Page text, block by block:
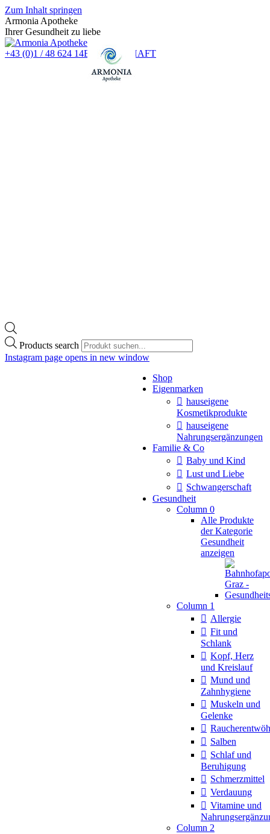
Zum Inhalt springen
Armonia Apotheke
Ihrer Gesundheit zu liebe
+43 (0)1 / 48 624 14BEREITSCHAFT
Products search
Instagram page opens in new window
Shop
Eigenmarken
hauseigene
Kosmetikprodukte
hauseigene
Nahrungsergänzungen
Familie & Co
Baby und Kind
Lust und Liebe
Schwangerschaft
Gesundheit
Column 0
Alle Produkte
der Kategorie
Gesundheit
anzeigen
Column 1
Allergie
Fit und
Schlank
Kopf, Herz
und Kreislauf
Mund und
Zahnhygiene
Muskeln und
Gelenke
Salben
Schlaf und
Beruhigung
Schmerzmittel
Verdauung
Vitamine und
Column 2